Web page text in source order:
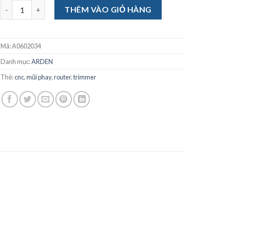
Mũi phay gỗ, Mã: A0602034, Arden Router bit (Roundover, R3/16"*1/4"S) số
THÊM VÀO GIỎ HÀNG
Mã:A0602034
Danh mục:ARDEN
Thẻ:cnc,mũi phay,router,trimmer